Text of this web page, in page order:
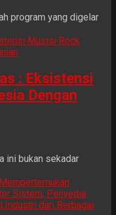
program yang digelar
: Eksistensi
Dengan
ini bukan sekadar